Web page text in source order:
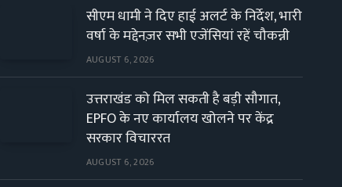
सीएम धामी ने दिए हाई अलर्ट के निर्देश, भारी
वर्षा के मद्देनज़र सभी एजेंसियां रहें चौकन्नी
AUGUST 6, 2026
उत्तराखंड को मिल सकती है बड़ी सौगात,
EPFO के नए कार्यालय खोलने पर केंद्र
सरकार विचाररत
AUGUST 6, 2026